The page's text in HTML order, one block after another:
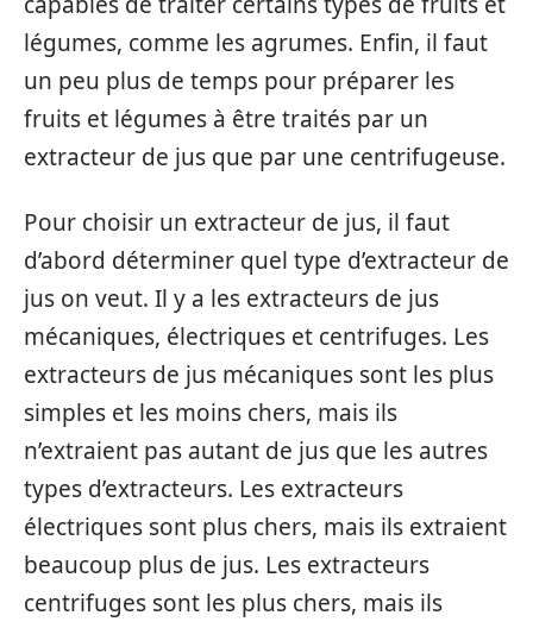
légumes, comme les agrumes. Enfin, il faut
un peu plus de temps pour préparer les
fruits et légumes à être traités par un
extracteur de jus que par une centrifugeuse.
Pour choisir un extracteur de jus, il faut
d’abord déterminer quel type d’extracteur de
jus on veut. Il y a les extracteurs de jus
mécaniques, électriques et centrifuges. Les
extracteurs de jus mécaniques sont les plus
simples et les moins chers, mais ils
n’extraient pas autant de jus que les autres
types d’extracteurs. Les extracteurs
électriques sont plus chers, mais ils extraient
beaucoup plus de jus. Les extracteurs
centrifuges sont les plus chers, mais ils